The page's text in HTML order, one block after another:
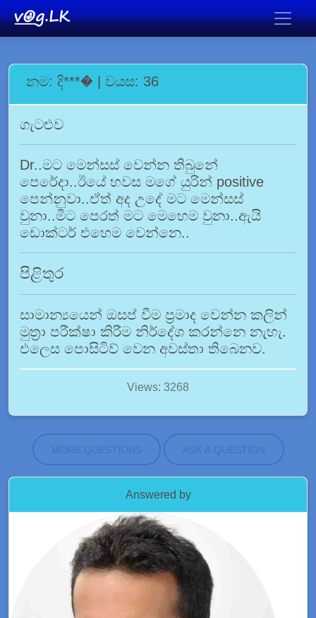
නම: දි***� | වයස: 36
ගැටළුව
Dr..මට මෙන්සස් වෙන්න තිබුනේ
පෙරේදා..ඊයේ හවස මගේ යුරින් positive
පෙන්නුවා..ඒත් අද උදේ මට මෙන්සස්
වුනා..මීට පෙරත් මට මෙහෙ⁣ම වුනා..ඇයි
ඩොක්ටර් එහෙම වෙන්නෙ..
පිළිතුර
සාමාන්‍යයෙන් ඔසප් වීම ප්‍රමාද වෙන්න කලින්
මුත්‍රා පරීක්ෂා කිරීම නිර්දේශ කරන්නෙ නැහැ.
එලෙස පොසිටිව් වෙන අවස්තා තිබෙනව.
Views: 3268
MORE QUESTIONS ASK A QUESTION
Answered by